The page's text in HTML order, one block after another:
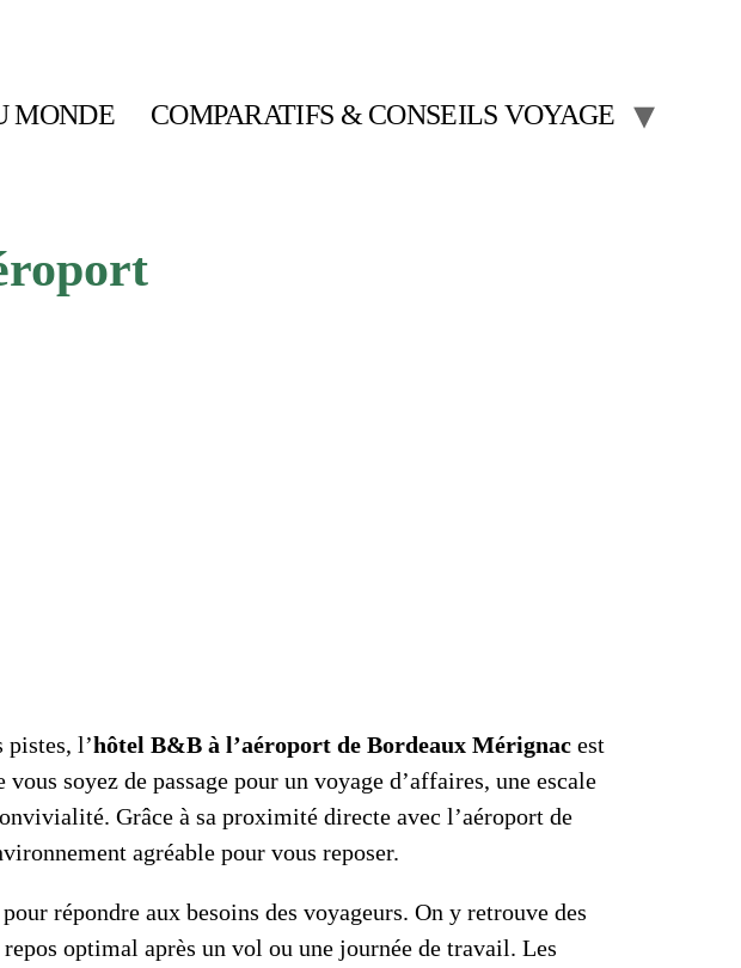
MONDE COMPARATIFS & CONSEILS VOYAGE
l’hôtel B&B à l’aéroport de Bordeaux Mérignac est
soyez de passage pour un voyage d’affaires, une escale
Grâce à sa proximité directe avec l’aéroport de
agréable pour vous reposer.
répondre aux besoins des voyageurs. On y retrouve des
optimal après un vol ou une journée de travail. Les